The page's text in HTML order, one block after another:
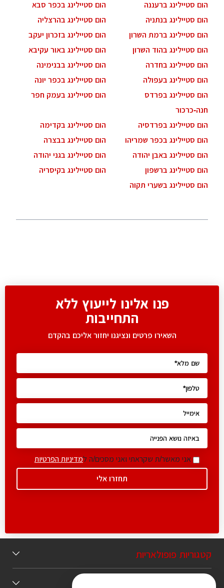
הום סטיילינג ברעננה
הום סטיילינג בכפר סבא
הום סטיילינג בנתניה
הום סטיילינג בהרצליה
הום סטיילינג ברמת השרון
הום סטיילינג בזכרון יעקב
הום סטיילינג בהוד השרון
הום סטיילינג באור עקיבא
הום סטיילינג בחדרה
הום סטיילינג בבנימינה
הום סטיילינג בעפולה
הום סטיילינג בכפר יונה
הום סטיילינג בפרדס
חנה-כרכור
הום סטיילינג בעמק חפר
הום סטיילינג בפרדסיה
הום סטיילינג בקדימה
הום סטיילינג בכפר שמריהו
הום סטיילינג בבצרה
הום סטיילינג באבן יהודה
הום סטיילינג בגני יהודה
הום סטיילינג ברשפון
הום סטיילינג בקיסריה
הום סטיילינג בשערי תקוה
פנו אלינו לייעוץ ללא
התחייבות
השאירו פרטים ונציגנו יחזור אליכם בהקדם
אני מאשר/ת שקראתי ואני מסכים/ה למדיניות הפרטיות
קטגוריות פופולאריות